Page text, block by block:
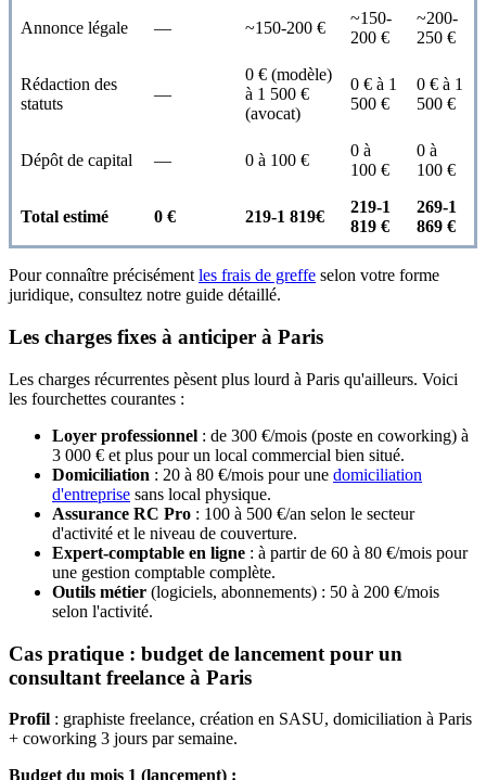
Annonce légale — ~150-200 €
~150-
200 €
~200-
250 €
Rédaction des
statuts
—
0 € (modèle)
à 1 500 €
(avocat)
0 € à 1
500 €
0 € à 1
500 €
Dépôt de capital — 0 à 100 €
0 à
100 €
0 à
100 €
Total estimé 0 € 219-1 819€
219-1
819 €
269-1
869 €
Pour connaître précisémentles frais de greffe selon votre forme
juridique, consultez notre guide détaillé.
Les charges fixes à anticiper à Paris
Les charges récurrentes pèsent plus lourd à Paris qu'ailleurs. Voici
les fourchettes courantes :
Loyer professionnel : de 300 €/mois (poste en coworking) à
3 000 € et plus pour un local commercial bien situé.
Domiciliation : 20 à 80 €/mois pour une domiciliation
d'entreprise sans local physique.
Assurance RC Pro : 100 à 500 €/an selon le secteur
d'activité et le niveau de couverture.
Expert-comptable en ligne : à partir de 60 à 80 €/mois pour
une gestion comptable complète.
Outils métier (logiciels, abonnements) : 50 à 200 €/mois
selon l'activité.
Cas pratique : budget de lancement pour un
consultant freelance à Paris
Profil : graphiste freelance, création en SASU, domiciliation à Paris
+ coworking 3 jours par semaine.
Budget du mois 1 (lancement) :